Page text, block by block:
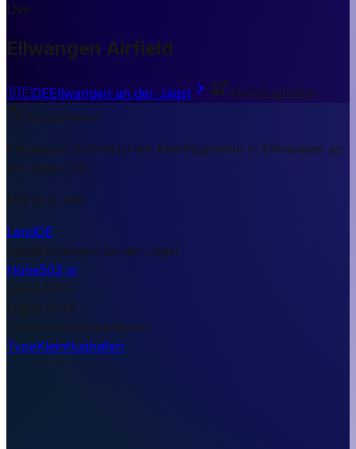
Live
Ellwangen Airfield
🇩🇪DEEllwangen an der Jagst
Kleinflughafen
Kurzantwort
Ellwangen Airfield ist ein Kleinflughafen in Ellwangen an
der Jagst, DE.
503 m ü. NN.
LandDE
StadtEllwangen an der Jagst
Höhe503 m
Lat48.9615
Lng10.2345
TimezoneEurope/Berlin
TypeKleinflughafen